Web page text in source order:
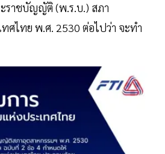
ราชบัญญัติ (พ.ร.บ.) สภา
ศไทย พ.ศ. 2530 ต่อไปว่า จะทำ